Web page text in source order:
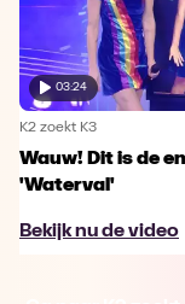
03:24
K2 zoekt K3
Wauw! Dit is de
'Waterval'
Bekijk nu de video